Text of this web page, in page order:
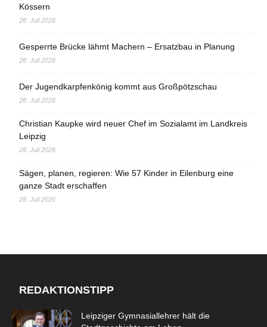
Kössern
28. Juli 2026
Gesperrte Brücke lähmt Machern – Ersatzbau in Planung
28. Juli 2026
Der Jugendkarpfenkönig kommt aus Großpötzschau
28. Juli 2026
Christian Kaupke wird neuer Chef im Sozialamt im Landkreis
Leipzig
28. Juli 2026
Sägen, planen, regieren: Wie 57 Kinder in Eilenburg eine
ganze Stadt erschaffen
28. Juli 2026
REDAKTIONSTIPP
Leipziger Gymnasiallehrer hält die